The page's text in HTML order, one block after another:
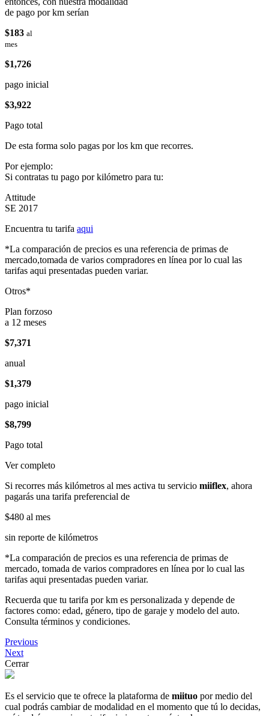
de pago por km serían
$183 al
mes
$1,726
pago inicial
$3,922
Pago total
De esta forma solo pagas por los km que recorres.
Por ejemplo:
Si contratas tu pago por kilómetro para tu:
Attitude
SE 2017
Encuentra tu tarifa aqui
*La comparación de precios es una referencia de primas de
mercado,tomada de varios compradores en línea por lo cual las
tarifas aqui presentadas pueden variar.
Otros*
Plan forzoso
a 12 meses
$7,371
anual
$1,379
pago inicial
$8,799
Pago total
Ver completo
Si recorres más kilómetros al mes activa tu servicio miiflex, ahora
pagarás una tarifa preferencial de
$480 al mes
sin reporte de kilómetros
*La comparación de precios es una referencia de primas de
mercado, tomada de varios compradores en línea por lo cual las
tarifas aqui presentadas pueden variar.
Recuerda que tu tarifa por km es personalizada y depende de
factores como: edad, género, tipo de garaje y modelo del auto.
Consulta términos y condiciones.
Previous
Next
Cerrar
Es el servicio que te ofrece la plataforma de miituo por medio del
cual podrás cambiar de modalidad en el momento que tú lo decidas,